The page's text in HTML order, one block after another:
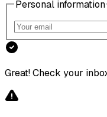
Personal information
Great! Check your